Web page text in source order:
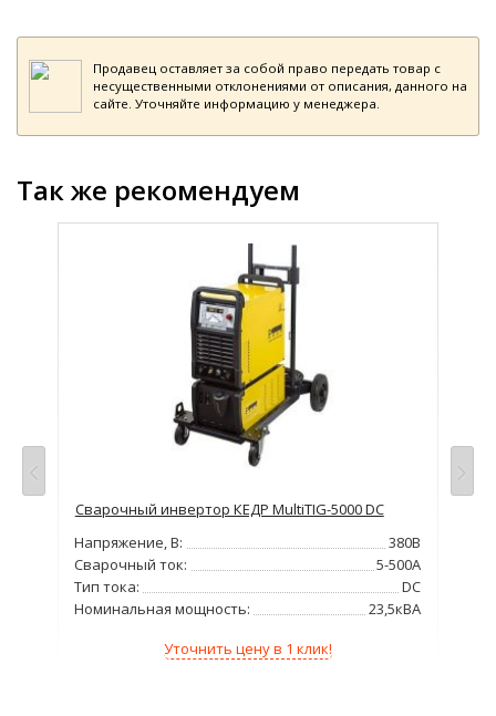
Продавец оставляет за собой право передать товар с
несущественными отклонениями от описания, данного на
сайте. Уточняйте информацию у менеджера.
Так же рекомендуем
Сварочный инвертор КЕДР MultiTIG-5000 DC
Напряжение, В:
380В
Сварочный ток:
5-500А
Тип тока:
DC
Номинальная мощность:
23,5кВА
Уточнить цену в 1 клик!